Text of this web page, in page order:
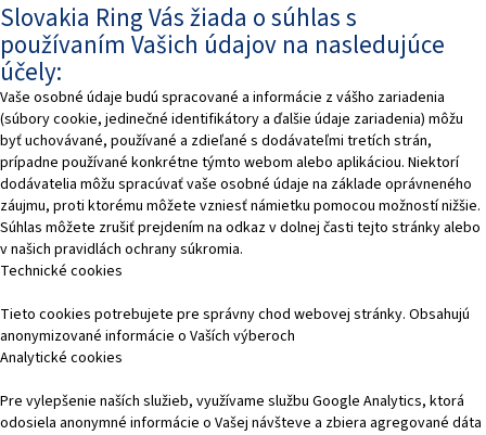
Slovakia Ring Vás žiada o súhlas s
používaním Vašich údajov na nasledujúce
účely:
Vaše osobné údaje budú spracované a informácie z vášho zariadenia
(súbory cookie, jedinečné identifikátory a ďalšie údaje zariadenia) môžu
byť uchovávané, používané a zdieľané s dodávateľmi tretích strán,
prípadne používané konkrétne týmto webom alebo aplikáciou. Niektorí
dodávatelia môžu spracúvať vaše osobné údaje na základe oprávneného
záujmu, proti ktorému môžete vzniesť námietku pomocou možností nižšie.
Súhlas môžete zrušiť prejdením na odkaz v dolnej časti tejto stránky alebo
v našich pravidlách ochrany súkromia.
Technické cookies
Tieto cookies potrebujete pre správny chod webovej stránky. Obsahujú
anonymizované informácie o Vaších výberoch
Analytické cookies
Pre vylepšenie naších služieb, využívame službu Google Analytics, ktorá
odosiela anonymné informácie o Vašej návšteve a zbiera agregované dáta